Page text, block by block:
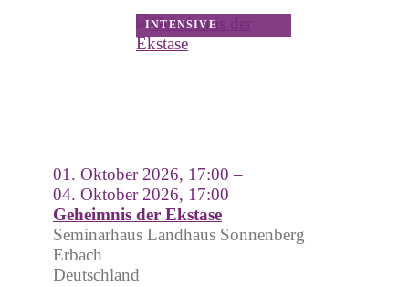
01. Oktober 2026, 17:00 –
04. Oktober 2026, 17:00
Geheimnis der Ekstase
Seminarhaus Landhaus Sonnenberg
Erbach
Deutschland